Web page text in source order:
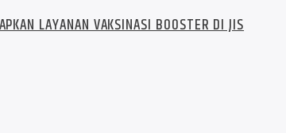
LAYANAN VAKSINASI BOOSTER DI JIS